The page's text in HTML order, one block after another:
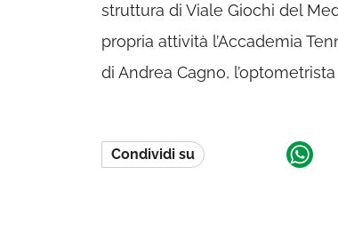
struttura di Viale Giochi del
propria attività l’Accademia
di Andrea Cagno,
Condividi su